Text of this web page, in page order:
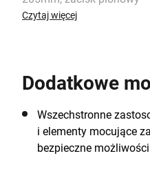
Czytaj więcej
Dodatkowe
Wszechstronne
i elementy mocujące
bezpieczne